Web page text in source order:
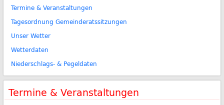
Termine & Veranstaltungen
Tagesordnung Gemeinderatssitzungen
Unser Wetter
Wetterdaten
Niederschlags- & Pegeldaten
Termine & Veranstaltungen